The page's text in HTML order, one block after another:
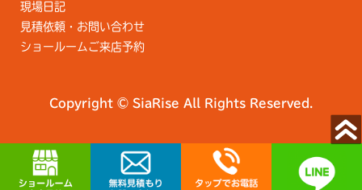
現場日記
見積依頼・お問い合わせ
ショールームご来店予約
Copyright © SiaRise All Rights Reserved.